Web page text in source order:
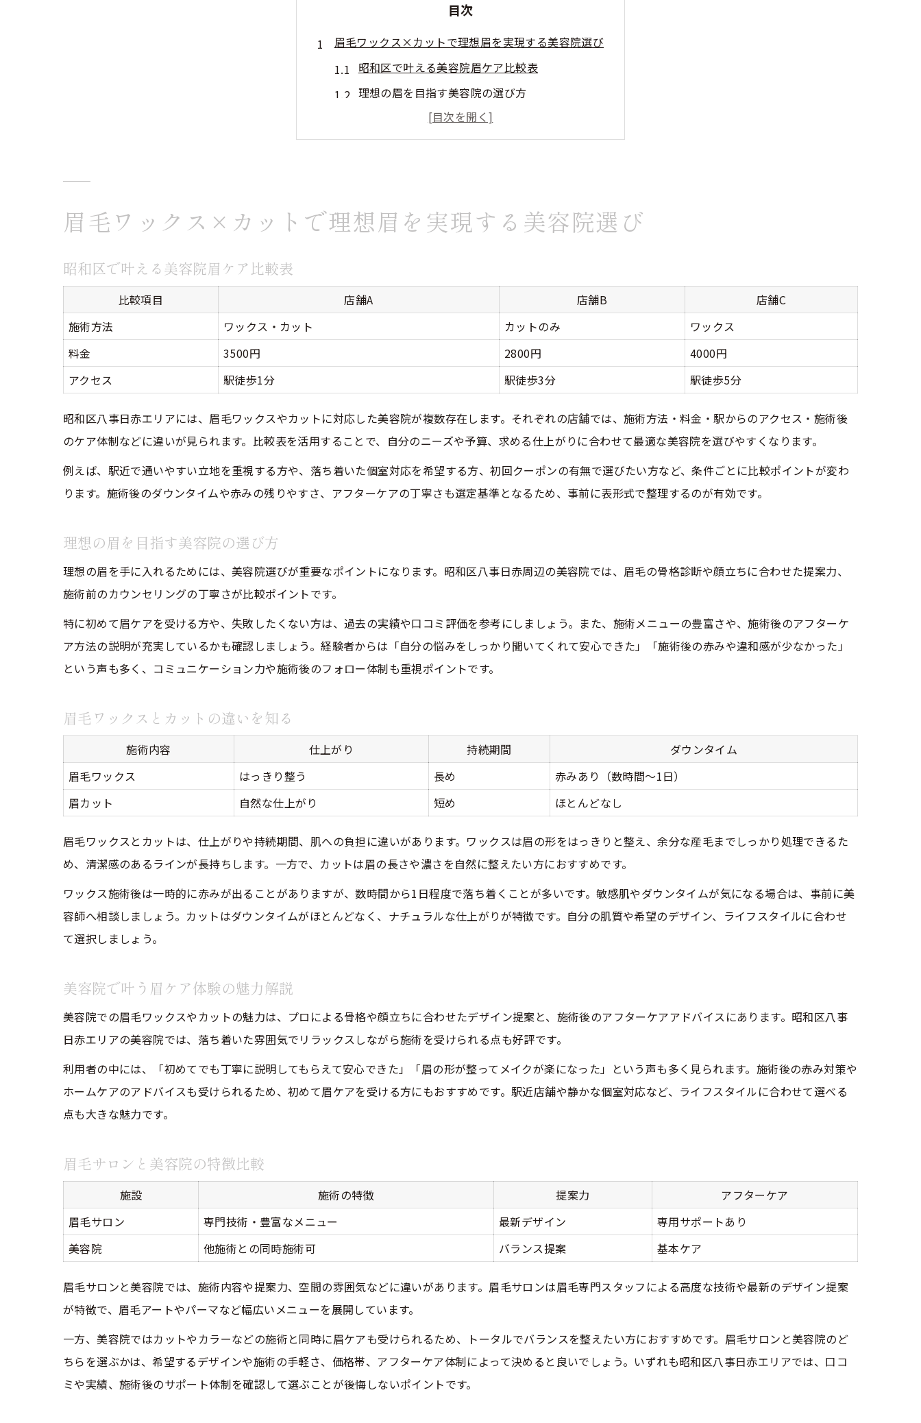
目次
眉毛ワックス×カットで理想眉を実現する美容院選び
昭和区で叶える美容院眉ケア比較表
理想の眉を目指す美容院の選び方
眉毛ワックスとカットの違いを知る
美容院で叶う眉ケア体験の魅力解説
静かな美容院で過ごす眉ケアの特徴
八事日赤で静かに施術を受けるコツ
リラックス重視の美容院選び方
ワックスとカットどちらが合う？美容院活用法
ワックスとカットの比較表で一目瞭然
眉毛ワックスを選ぶべき人の特徴
カットならではのメリットとは
美容院で自分に合う施術法を探す
施術方法別の持続性と仕上がり
施術後の赤みに悩まない美容ケアのコツを解説
眉ワックス後のケアポイントまとめ
赤みが消えるまでの過ごし方
駅近で通いやすい美容院活用のポイント紹介
駅近美容院の利便性一覧表
予約が取りやすい美容院の魅力
通いやすさを重視する理由とは
納得の仕上がりへ導く眉カット選びの秘訣
美容院選びで重視すべきポイント
眉毛ワックス×カットで理想眉を実現する美容院選び
昭和区で叶える美容院眉ケア比較表
比較項目 店舗A 店舗B
店舗C
施術方法
ワックス・カット カットのみ
ワックス
料金
3500円 2800円
4000円
アクセス
駅徒歩1分 駅徒歩3分 駅徒歩5分
昭和区八事日赤エリアには、眉毛ワックスやカットに対応した美容院が複数存在します。それぞれの店舗では、施術方法・料金・駅からのアクセス・施術後
のケア体制などに違いが見られます。比較表を活用することで、自分のニーズや予算、求める仕上がりに合わせて最適な美容院を選びやすくなります。
例えば、駅近で通いやすい立地を重視する方や、落ち着いた個室対応を希望する方、初回クーポンの有無で選びたい方など、条件ごとに比較ポイントが変わ
ります。施術後のダウンタイムや赤みの残りやすさ、アフターケアの丁寧さも選定基準となるため、事前に表形式で整理するのが有効です。
理想の眉を目指す美容院の選び方
理想の眉を手に入れるためには、美容院選びが重要なポイントになります。昭和区八事日赤周辺の美容院では、眉毛の骨格診断や顔立ちに合わせた提案力、
施術前のカウンセリングの丁寧さが比較ポイントです。
特に初めて眉ケアを受ける方や、失敗したくない方は、過去の実績や口コミ評価を参考にしましょう。また、施術メニューの豊富さや、施術後のアフターケ
ア方法の説明が充実しているかも確認しましょう。経験者からは「自分の悩みをしっかり聞いてくれて安心できた」「施術後の赤みや違和感が少なかった」
という声も多く、コミュニケーション力や施術後のフォロー体制も重視ポイントです。
眉毛ワックスとカットの違いを知る
施術内容 仕上がり 持続期間
ダウンタイム
眉毛ワックス
はっきり整う 長め
赤みあり（数時間〜1日）
眉カット
自然な仕上がり 短め ほとんどなし
眉毛ワックスとカットは、仕上がりや持続期間、肌への負担に違いがあります。ワックスは眉の形をはっきりと整え、余分な産毛までしっかり処理できるた
め、清潔感のあるラインが長持ちします。一方で、カットは眉の長さや濃さを自然に整えたい方におすすめです。
ワックス施術後は一時的に赤みが出ることがありますが、数時間から1日程度で落ち着くことが多いです。敏感肌やダウンタイムが気になる場合は、事前に美
容師へ相談しましょう。カットはダウンタイムがほとんどなく、ナチュラルな仕上がりが特徴です。自分の肌質や希望のデザイン、ライフスタイルに合わせ
て選択しましょう。
美容院で叶う眉ケア体験の魅力解説
美容院での眉毛ワックスやカットの魅力は、プロによる骨格や顔立ちに合わせたデザイン提案と、施術後のアフターケアアドバイスにあります。昭和区八事
日赤エリアの美容院では、落ち着いた雰囲気でリラックスしながら施術を受けられる点も好評です。
利用者の中には、「初めてでも丁寧に説明してもらえて安心できた」「眉の形が整ってメイクが楽になった」という声も多く見られます。施術後の赤み対策や
ホームケアのアドバイスも受けられるため、初めて眉ケアを受ける方にもおすすめです。駅近店舗や静かな個室対応など、ライフスタイルに合わせて選べる
点も大きな魅力です。
眉毛サロンと美容院の特徴比較
施設 施術の特徴 提案力
アフターケア
眉毛サロン
専門技術・豊富なメニュー 最新デザイン
専用サポートあり
美容院
他施術との同時施術可 バランス提案 基本ケア
眉毛サロンと美容院では、施術内容や提案力、空間の雰囲気などに違いがあります。眉毛サロンは眉毛専門スタッフによる高度な技術や最新のデザイン提案
が特徴で、眉毛アートやパーマなど幅広いメニューを展開しています。
一方、美容院ではカットやカラーなどの施術と同時に眉ケアも受けられるため、トータルでバランスを整えたい方におすすめです。眉毛サロンと美容院のど
ちらを選ぶかは、希望するデザインや施術の手軽さ、価格帯、アフターケア体制によって決めると良いでしょう。いずれも昭和区八事日赤エリアでは、口コ
ミや実績、施術後のサポート体制を確認して選ぶことが後悔しないポイントです。